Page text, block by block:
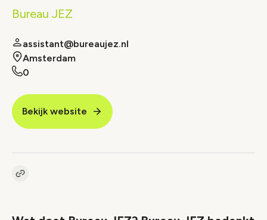
Bureau JEZ
assistant@bureaujez.nl
Amsterdam
0
Bekijk website
Kopieer link naar vacature